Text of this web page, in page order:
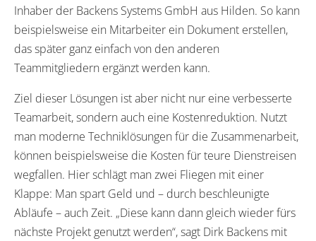
Inhaber der Backens Systems GmbH aus Hilden. So kann
beispielsweise ein Mitarbeiter ein Dokument erstellen,
das später ganz einfach von den anderen
Teammitgliedern ergänzt werden kann.
Ziel dieser Lösungen ist aber nicht nur eine verbesserte
Teamarbeit, sondern auch eine Kostenreduktion. Nutzt
man moderne Techniklösungen für die Zusammenarbeit,
können beispielsweise die Kosten für teure Dienstreisen
wegfallen. Hier schlägt man zwei Fliegen mit einer
Klappe: Man spart Geld und – durch beschleunigte
Abläufe – auch Zeit. „Diese kann dann gleich wieder fürs
nächste Projekt genutzt werden“, sagt Dirk Backens mit